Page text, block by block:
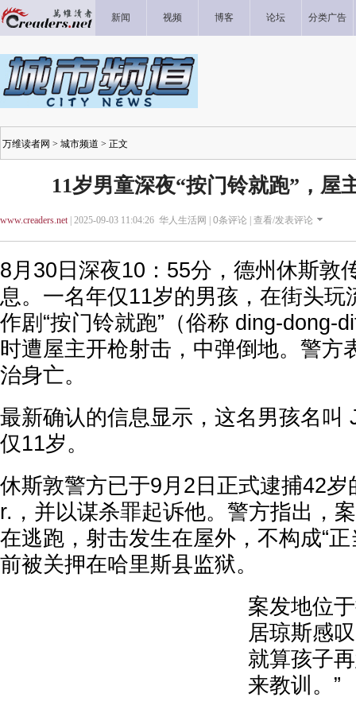
新闻 视频 博客 论坛 分类广告
万维读者网 > 城市频道 > 正文
11岁男童深夜“按门铃就跑”，屋
www.creaders.net| 2025-09-03 11:04:26 华人生活网 | 0条评论 | 查看/发表评论
8月30日深夜10：55分，德州休斯敦
息。一名年仅11岁的男孩，在街头玩
作剧“按门铃就跑”（俗称 ding-dong-
时遭屋主开枪射击，中弹倒地。警方
治身亡。
最新确认的信息显示，这名男孩名叫
仅11岁。
休斯敦警方已于9月2日正式逮捕42
r.，并以谋杀罪起诉他。警方指出，
在逃跑，射击发生在屋外，不构成“
前被关押在哈里斯县监狱。
案发地位
居琼斯感
就算孩子
来教训。”